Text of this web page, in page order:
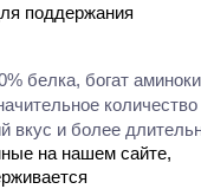
поддержания
белка, богат
вкус и более
на нашем сайте,